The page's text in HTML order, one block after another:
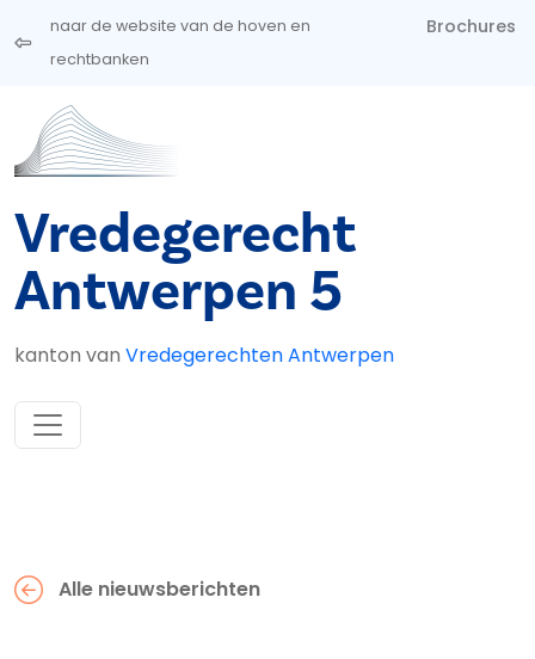
Overslaan en naar de inhoud gaan
naar de website van de hoven en
rechtbanken
Brochures
Vredegerecht
Antwerpen 5
kanton van Vredegerechten Antwerpen
Alle nieuwsberichten